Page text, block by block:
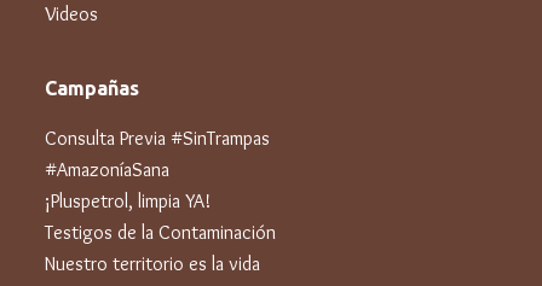
Videos
Campañas
Consulta Previa #SinTrampas
#AmazoníaSana
¡Pluspetrol, limpia YA!
Testigos de la Contaminación
Nuestro territorio es la vida